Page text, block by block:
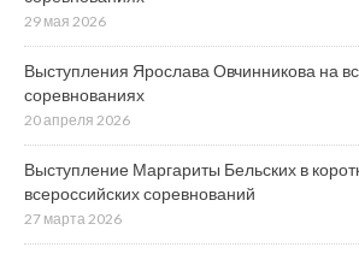
29 мая 2026
Выступления Ярослава Овчинникова на
соревнованиях
20 апреля 2026
Выступление Маргариты Бельских в
всероссийских соревнований
27 марта 2026